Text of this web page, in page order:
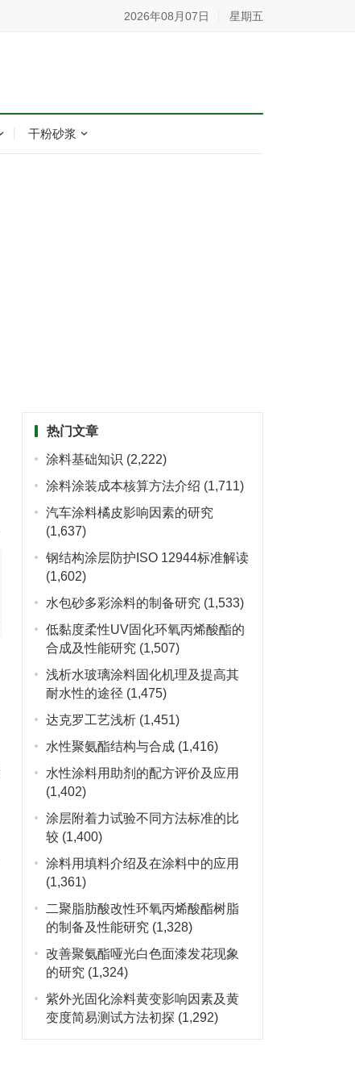
2026年08月07日 星期五
干粉砂浆
热门文章
涂料基础知识 (2,222)
涂料涂装成本核算方法介绍 (1,711)
汽车涂料橘皮影响因素的研究
(1,637)
钢结构涂层防护ISO 12944标准解读
(1,602)
水包砂多彩涂料的制备研究 (1,533)
低黏度柔性UV固化环氧丙烯酸酯的
合成及性能研究 (1,507)
浅析水玻璃涂料固化机理及提高其
耐水性的途径 (1,475)
达克罗工艺浅析 (1,451)
水性聚氨酯结构与合成 (1,416)
水性涂料用助剂的配方评价及应用
(1,402)
涂层附着力试验不同方法标准的比
较 (1,400)
涂料用填料介绍及在涂料中的应用
(1,361)
二聚脂肪酸改性环氧丙烯酸酯树脂
的制备及性能研究 (1,328)
改善聚氨酯哑光白色面漆发花现象
的研究 (1,324)
紫外光固化涂料黄变影响因素及黄
变度简易测试方法初探 (1,292)